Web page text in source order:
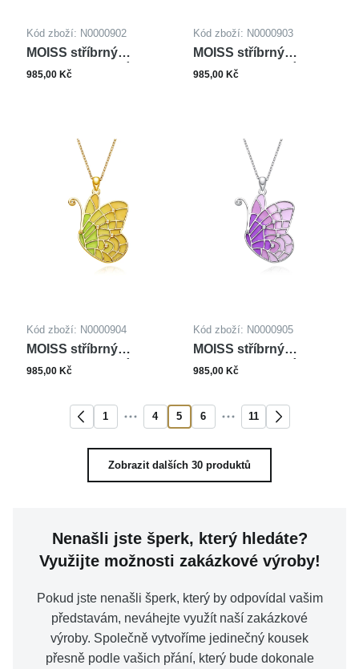
Kód zboží: N0000902
MOISS stříbrný
náhrdelník MOTÝL
985,00 Kč
Kód zboží: N0000903
MOISS stříbrný
náhrdelník MOTÝL
985,00 Kč
Kód zboží: N0000904
MOISS stříbrný
náhrdelník MOTÝL
985,00 Kč
Kód zboží: N0000905
MOISS stříbrný
náhrdelník MOTÝL
985,00 Kč
1 4 5 6 11
Zobrazit dalších 30 produktů
Nenašli jste šperk, který hledáte?
Využijte možnosti zakázkové výroby!
Pokud jste nenašli šperk, který by odpovídal vašim
představám, neváhejte využít naší zakázkové
výroby. Společně vytvoříme jedinečný kousek
přesně podle vašich přání, který bude dokonale